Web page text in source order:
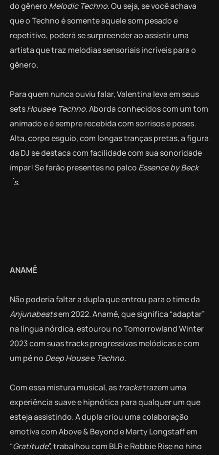
do gênero Melodic Techno. Ou seja, se você achava
que o Techno é somente aquele som pesado e
repetitivo, poderá se surpreender ao assistir uma
artista que traz melodias sensoriais incríveis para o
gênero.
Para quem nunca ouviu falar, Valentina leva em seus
setsHousee Techno. Aborda conhecidos com um tom
animado e é sempre recebida com sorrisos e poses.
Alta, corpo esguio, com longas tranças pretas, a figura
da DJ se destaca com facilidade com sua sonoridade
ímpar! Se farão presentes no palco Essence by Beck
´s.
ANAMĒ
Não poderia faltar a dupla que entrou para o time da
Anjunabeatsem 2022. Anamē, que significa “adaptar”
na língua nórdica, estourou no Tomorrowland Winter
2023 com suas tracks progressivas melódicas e com
um pé no Deep Housee Techno.
Com essa mistura musical, as trackstrazem uma
experiência suave e hipnótica para qualquer um que
esteja assistindo. A dupla criou uma colaboração
emotiva com Above & Beyond e Marty Longstaff em
“Gratitude”, trabalhou com BLR e Robbie Rise no hino